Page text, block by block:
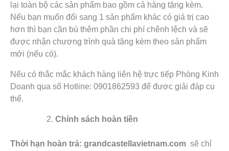
lại toàn bộ các sản phẩm bao gồm cả hàng tặng kèm.
Nếu bạn muốn đổi sang 1 sản phẩm khác có giá trị cao
hơn thì bạn cần bù thêm phần chi phí chênh lệch và sẽ
được nhận chương trình quà tặng kèm theo sản phẩm
mới (nếu có).
Nếu có thắc mắc khách hàng liên hệ trực tiếp Phòng Kinh
Doanh qua số Hotline: 0901862593 để được giải đáp cụ
thể.
Chính sách hoàn tiền
Thời hạn hoàn trả: grandcastellavietnam.com sẽ chỉ